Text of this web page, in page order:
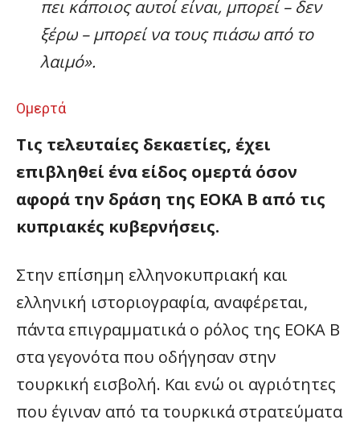
πει κάποιος αυτοί είναι, μπορεί – δεν
ξέρω – μπορεί να τους πιάσω από το
λαιμό».
Ομερτά
Τις τελευταίες δεκαετίες, έχει
επιβληθεί ένα είδος ομερτά όσον
αφορά την δράση της ΕΟΚΑ Β από τις
κυπριακές κυβερνήσεις.
Στην επίσημη ελληνοκυπριακή και
ελληνική ιστοριογραφία, αναφέρεται,
πάντα επιγραμματικά ο ρόλος της ΕΟΚΑ Β
στα γεγονότα που οδήγησαν στην
τουρκική εισβολή. Και ενώ οι αγριότητες
που έγιναν από τα τουρκικά στρατεύματα